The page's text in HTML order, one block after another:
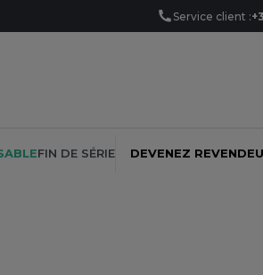
Service client :
FIN DE SÉRIE DEVENEZ